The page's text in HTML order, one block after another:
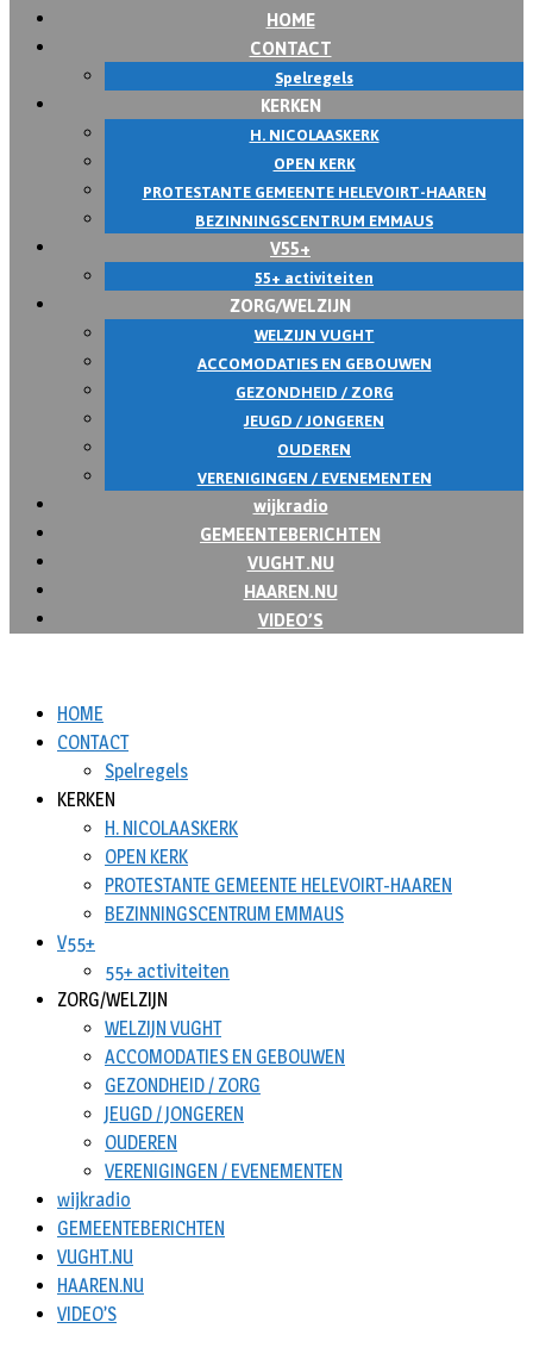
HOME
CONTACT
Spelregels
KERKEN
H. NICOLAASKERK
OPEN KERK
PROTESTANTE GEMEENTE HELEVOIRT-HAAREN
BEZINNINGSCENTRUM EMMAUS
V55+
55+ activiteiten
ZORG/WELZIJN
WELZIJN VUGHT
ACCOMODATIES EN GEBOUWEN
GEZONDHEID / ZORG
JEUGD / JONGEREN
OUDEREN
VERENIGINGEN / EVENEMENTEN
wijkradio
GEMEENTEBERICHTEN
VUGHT.NU
HAAREN.NU
VIDEO’S
HOME
CONTACT
Spelregels
KERKEN
H. NICOLAASKERK
OPEN KERK
PROTESTANTE GEMEENTE HELEVOIRT-HAAREN
BEZINNINGSCENTRUM EMMAUS
V55+
55+ activiteiten
ZORG/WELZIJN
WELZIJN VUGHT
ACCOMODATIES EN GEBOUWEN
GEZONDHEID / ZORG
JEUGD / JONGEREN
OUDEREN
VERENIGINGEN / EVENEMENTEN
wijkradio
GEMEENTEBERICHTEN
VUGHT.NU
HAAREN.NU
VIDEO’S